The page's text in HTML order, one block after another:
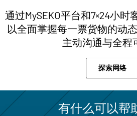
通过MySEKO平台和7×24小
以全面掌握每一票货物的动
主动沟通与全程
探索网络
有什么可以帮